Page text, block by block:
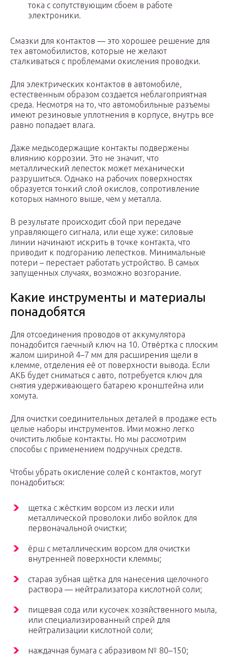
тока с сопутствующим сбоем в работе
электроники.
Смазки для контактов — это хорошее решение для
тех автомобилистов, которые не желают
сталкиваться с проблемами окисления проводки.
Для электрических контактов в автомобиле,
естественным образом создается неблагоприятная
среда. Несмотря на то, что автомобильные разъемы
имеют резиновые уплотнения в корпусе, внутрь все
равно попадает влага.
Даже медьсодержащие контакты подвержены
влиянию коррозии. Это не значит, что
металлический лепесток может механически
разрушиться. Однако на рабочих поверхностях
образуется тонкий слой окислов, сопротивление
которых намного выше, чем у металла.
В результате происходит сбой при передаче
управляющего сигнала, или еще хуже: силовые
линии начинают искрить в точке контакта, что
приводит к подгоранию лепестков. Минимальные
потери – перестает работать устройство. В самых
запущенных случаях, возможно возгорание.
Какие инструменты и материалы
понадобятся
Для отсоединения проводов от аккумулятора
понадобится гаечный ключ на 10. Отвёртка с плоским
жалом шириной 4–7 мм для расширения щели в
клемме, отделения её от поверхности вывода. Если
АКБ будет сниматься с авто, потребуется ключ для
снятия удерживающего батарею кронштейна или
хомута.
Для очистки соединительных деталей в продаже есть
целые наборы инструментов. Ими можно легко
очистить любые контакты. Но мы рассмотрим
способы с применением подручных средств.
Чтобы убрать окисление солей с контактов, могут
понадобиться:
щетка с жёстким ворсом из лески или
металлической проволоки либо войлок для
первоначальной очистки;
ёрш с металлическим ворсом для очистки
внутренней поверхности клеммы;
старая зубная щётка для нанесения щелочного
раствора — нейтрализатора кислотной соли;
пищевая сода или кусочек хозяйственного мыла,
или специализированный спрей для
нейтрализации кислотной соли;
наждачная бумага с абразивом № 80–150;